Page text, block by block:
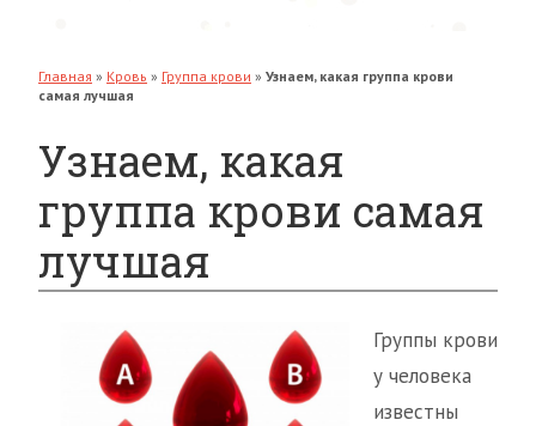
Главная » Кровь » Группа крови » Узнаем, какая группа крови
самая лучшая
Узнаем, какая
группа крови самая
лучшая
Группы крови
у человека
известны